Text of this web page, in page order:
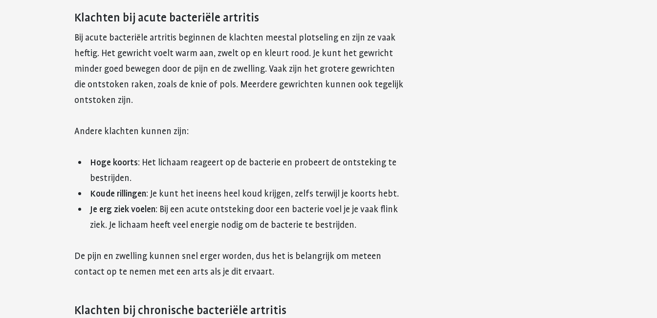
Klachten bij acute bacteriële artritis
Bij acute bacteriële artritis beginnen de klachten meestal plotseling en zijn ze vaak
heftig. Het gewricht voelt warm aan, zwelt op en kleurt rood. Je kunt het gewricht
minder goed bewegen door de pijn en de zwelling. Vaak zijn het grotere gewrichten
die ontstoken raken, zoals de knie of pols. Meerdere gewrichten kunnen ook tegelijk
ontstoken zijn.
Andere klachten kunnen zijn:
Hoge koorts: Het lichaam reageert op de bacterie en probeert de ontsteking te
bestrijden.
Koude rillingen: Je kunt het ineens heel koud krijgen, zelfs terwijl je koorts hebt.
Je erg ziek voelen: Bij een acute ontsteking door een bacterie voel je je vaak flink
ziek. Je lichaam heeft veel energie nodig om de bacterie te bestrijden.
De pijn en zwelling kunnen snel erger worden, dus het is belangrijk om meteen
contact op te nemen met een arts als je dit ervaart.
Klachten bij chronische bacteriële artritis